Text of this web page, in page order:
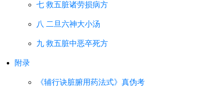
七 救五脏诸劳损病方
八 二旦六神大小汤
九 救五脏中恶卒死方
附录
《辅行诀脏腑用药法式》真伪考